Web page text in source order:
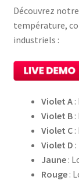
5 basé sur
notation
Découvrez
température,
industriels :
Violet A:
Violet B:
Violet C:
Violet D
Jaune:
Rouge: